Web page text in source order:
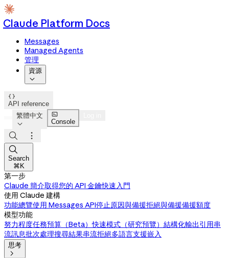
Claude Platform Docs
Messages
Managed Agents
管理
資源


API reference
繁體中文


Console



Search
⌘K
第一步
Claude 簡介取得您的 API 金鑰快速入門
使用 Claude 建構
功能總覽使用 Messages API停止原因與備援拒絕與備援備援額度
模型功能
努力程度任務預算（Beta）快速模式（研究預覽） 結構化輸出引用串
流訊息批次處理搜尋結果串流拒絕多語言支援嵌入
思考
